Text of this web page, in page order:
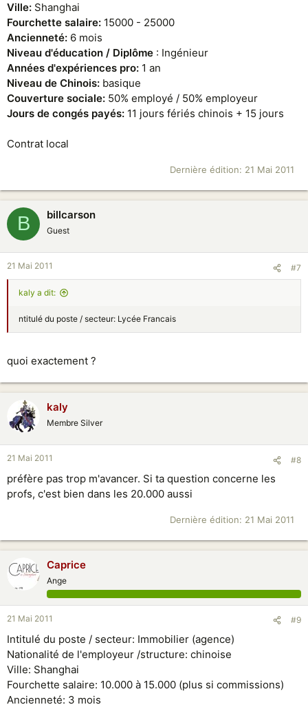
Ville: Shanghai
Fourchette salaire: 15000 - 25000
Ancienneté: 6 mois
Niveau d'éducation / Diplôme : Ingénieur
Années d'expériences pro: 1 an
Niveau de Chinois: basique
Couverture sociale: 50% employé / 50% employeur
Jours de congés payés: 11 jours fériés chinois + 15 jours
Contrat local
Dernière édition: 21 Mai 2011
B billcarson
Guest
21 Mai 2011 #7
kaly a dit:
ntitulé du poste / secteur: Lycée Francais
quoi exactement ?
kaly
Membre Silver
21 Mai 2011 #8
préfère pas trop m'avancer. Si ta question concerne les
profs, c'est bien dans les 20.000 aussi
Dernière édition: 21 Mai 2011
Caprice
Ange
21 Mai 2011 #9
Intitulé du poste / secteur: Immobilier (agence)
Nationalité de l'employeur /structure: chinoise
Ville: Shanghai
Fourchette salaire: 10.000 à 15.000 (plus si commissions)
Ancienneté: 3 mois